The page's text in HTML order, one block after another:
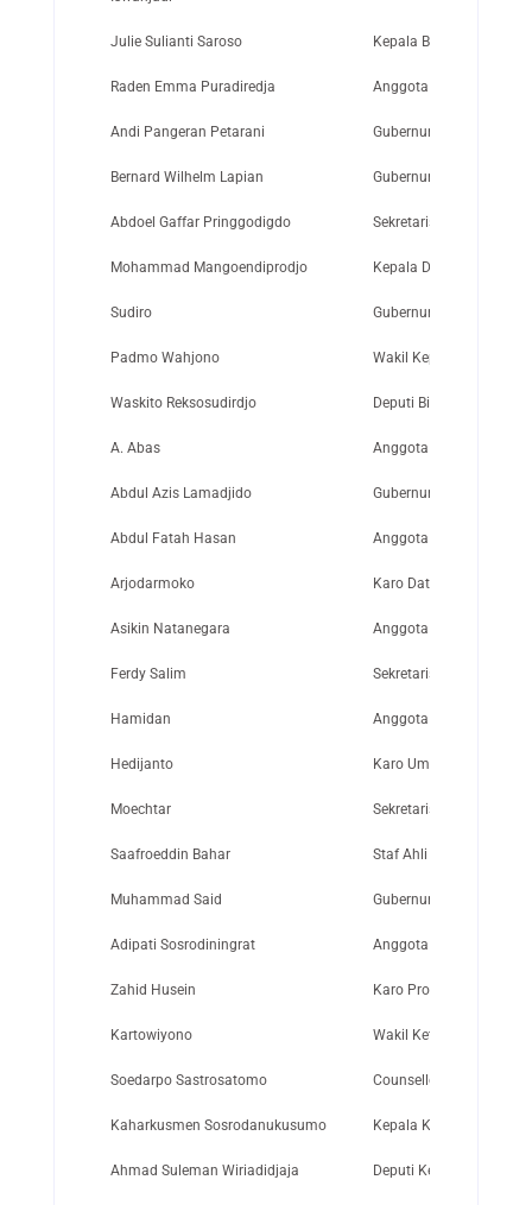
Julie Sulianti Saroso Kepala Badan Litbang
Raden Emma Puradiredja Anggota Komisi VIII DPR
Andi Pangeran Petarani Gubernur Sulawesi
Bernard Wilhelm Lapian Gubernur Sulawesi
Abdoel Gaffar Pringgodigdo Sekretaris Negara
Mohammad Mangoendiprodjo Kepala Daerah
Sudiro Gubernur Sulawesi/
Padmo Wahjono Wakil Kepala BP7 Pusat
Waskito Reksosudirdjo Deputi Bidang Umum
A. Abas Anggota Panitia
Abdul Azis Lamadjido Gubernur Kdh. Tk.I
Abdul Fatah Hasan Anggota Badan
Arjodarmoko Karo Data-Data dan
Asikin Natanegara Anggota Badan
Ferdy Salim Sekretaris Wakil
Hamidan Anggota Panitia
Hedijanto Karo Umum
Moechtar Sekretaris Wakil
Saafroeddin Bahar Staf Ahli Menteri/
Muhammad Said Gubernur Kdh. Tk.I
Adipati Sosrodiningrat Anggota Badan
Zahid Husein Karo Proyek-Proyek
Kartowiyono Wakil Ketua Kongres
Soedarpo Sastrosatomo Counsellor KBRI di
Kaharkusmen Sosrodanukusumo Kepala Kepolisian
Ahmad Suleman Wiriadidjaja Deputi Ketua Bidang